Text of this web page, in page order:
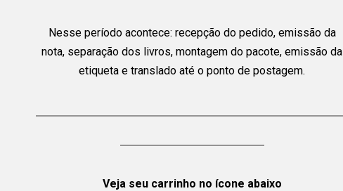
Nesse período acontece: recepção do pedido, emissão da
nota, separação dos livros, montagem do pacote, emissão da
etiqueta e translado até o ponto de postagem.
Veja seu carrinho no ícone abaixo